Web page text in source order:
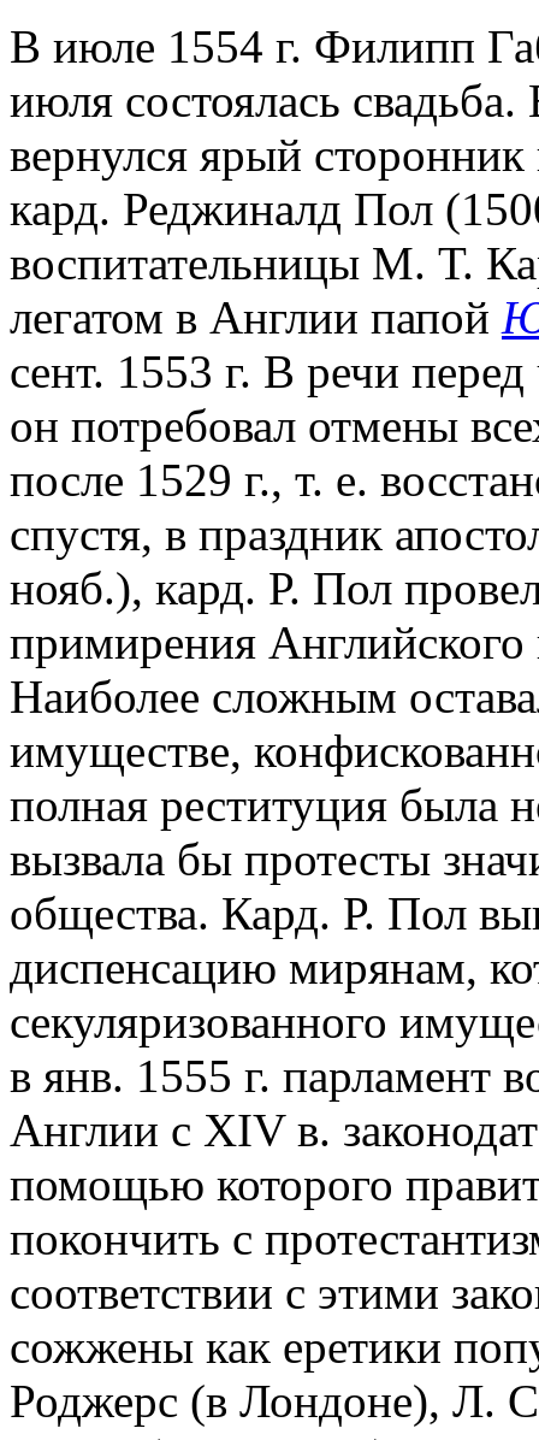
В июле 1554 г. Филипп
июля состоялась
вернулся ярый
кард. Реджиналд Пол
воспитательницы М. Т.
легатом в Англии папой
сент. 1553 г. В речи
он потребовал отмены
после 1529 г., т. е.
спустя, в праздник
нояб.), кард. Р. Пол
примирения
Наиболее сложным
имуществе,
полная реституция была
вызвала бы протесты
общества. Кард. Р. Пол
диспенсацию мирянам,
секуляризованного
в янв. 1555 г. парламент
Англии с XIV в.
помощью которого
покончить с
соответствии с этими
сожжены как еретики
Роджерс (в Лондоне), Л.